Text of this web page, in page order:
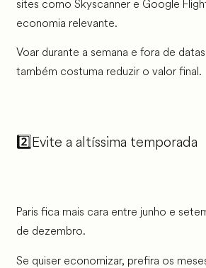
sites como Skyscanner e Google
economia relevante.
Voar durante a semana e fora de
também costuma reduzir o valor final.
2️⃣Evite a altíssima temporada
Paris fica mais cara entre junho e
de dezembro.
Se quiser economizar, prefira os